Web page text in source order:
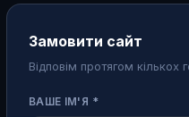
Замовити сайт
Відповім протягом кількох
ВАШЕ ІМ'Я *